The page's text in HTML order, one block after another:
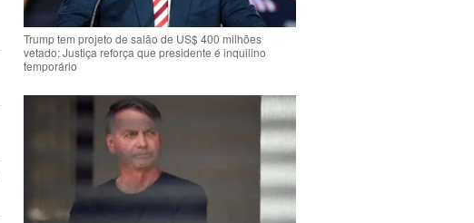
Trump tem projeto de salão de US$ 400 milhões
vetado; Justiça reforça que presidente é inquilino
temporário